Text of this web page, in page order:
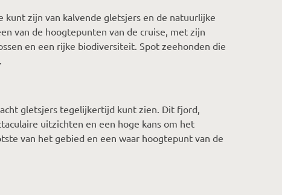
kunt zijn van kalvende gletsjers en de natuurlijke
van de hoogtepunten van de cruise, met zijn
en een rijke biodiversiteit. Spot zeehonden die
gletsjers tegelijkertijd kunt zien. Dit fjord,
uitzichten en een hoge kans om het
van het gebied en een waar hoogtepunt van de